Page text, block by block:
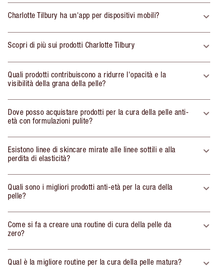
Charlotte Tilbury ha un'app per dispositivi mobili?
Scopri di più sui prodotti Charlotte Tilbury
Quali prodotti contribuiscono a ridurre l'opacità e la
visibilità della grana della pelle?
Dove posso acquistare prodotti per la cura della pelle anti-
età con formulazioni pulite?
Esistono linee di skincare mirate alle linee sottili e alla
perdita di elasticità?
Quali sono i migliori prodotti anti-età per la cura della
pelle?
Come si fa a creare una routine di cura della pelle da
zero?
Qual è la migliore routine per la cura della pelle matura?